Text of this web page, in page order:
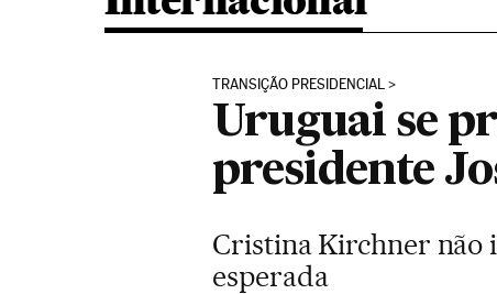
TRANSIÇÃO PRESIDENCIAL
Uruguai se
presidente
Cristina Kirchner não
esperada